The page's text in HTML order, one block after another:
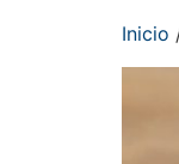
Inicio